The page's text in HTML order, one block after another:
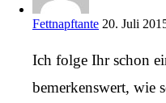
Fettnapftante 20. Juli
Ich folge Ihr schon
bemerkenswert, wie